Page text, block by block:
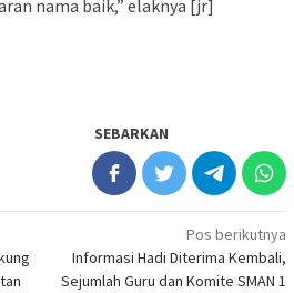
nama baik,” elaknya [jr]
SEBARKAN
Pos berikutnya
Informasi Hadi Diterima Kembali,
Sejumlah Guru dan Komite SMAN 1